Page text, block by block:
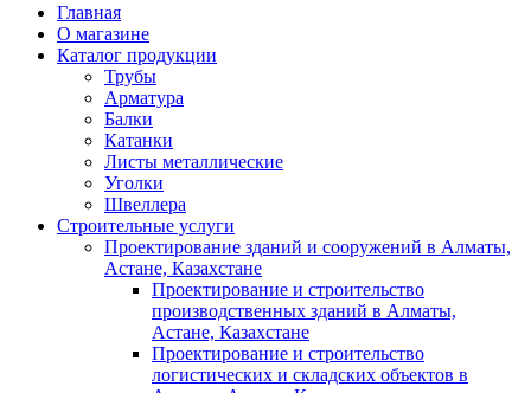
Главная
О магазине
Каталог продукции
Трубы
Арматура
Балки
Катанки
Листы металлические
Уголки
Швеллера
Строительные услуги
Проектирование зданий и сооружений в Алматы,
Астане, Казахстане
Проектирование и строительство
производственных зданий в Алматы,
Астане, Казахстане
Проектирование и строительство
логистических и складских объектов в